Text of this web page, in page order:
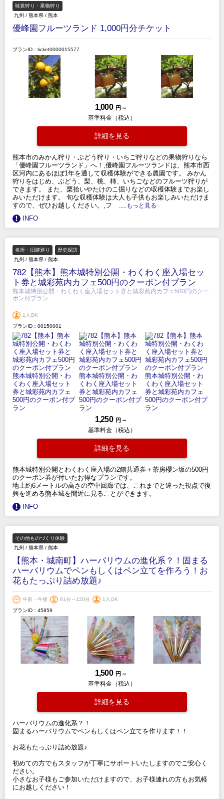
味覚狩り・果物狩り
九州 / 熊本県 / 熊本
優峰園フルーツランド 1,000円分チケット
プランID：ticket0000015577
1,000 円 ～
基準料金（税込）
詳細を見る
熊本市のみかん狩り・ぶどう狩り・いちご狩りなどの果物狩りなら
「優峰園フルーツランド」へ！,優峰園フルーツランドは、熊本市西
区河内にあるほぼ1年を通して収穫体験ができる農園です。 みかん
狩りをはじめ、ぶどう、梨、桃、柿、いちごなどのフルーツ狩りが
できます。 また、栗拾いやたけのこ掘りなどの収穫体験までお楽し
みいただけます。 旬な収穫体験は大人も子供もお楽しみいただけま
すので、ぜひお越しください。,フ
.....もっと見る
INFO
名所・旧跡巡り
歴史探訪
九州 / 熊本県 / 熊本
782【熊本】熊本城特別公開・わくわく座入場セッ
ト券と城彩苑内カフェ500円のクーポン付プラン
熊本城特別公開・わくわく座入場セット券と城彩苑内カフェ500円のクー
ポン付プラン
1人OK
プランID：00150001
1,250 円 ～
基準料金（税込）
詳細を見る
熊本城特別公開とわくわく座入場の2館共通券＋茶房櫻ン坂の500円
のクーポン券が付いたお得なプランです。
地上約6メートルの高さの空中回廊では、これまでと違った視点で復
興を進める熊本城を間近に見ることができます。
INFO
その他ものづくり体験
九州 / 熊本県 / 熊本
【熊本・城南町】ハーバリウムの進化系？！固まる
ハーバリウムでペンもしくはペン立てを作ろう！お
花もたっぷり詰め放題♪
午前・午後 61分～120分
1人OK
プランID：45859
1,500 円 ～
基準料金（税込）
詳細を見る
ハーバリウムの進化系？！
固まるハーバリウムでペンもしくはペン立てを作ります！！
お花もたっぷり詰め放題♪
初めての方でもスタッフが丁寧にサポートいたしますのでご安心く
ださい。
小さなお子様もご参加いただけますので、お子様連れの方もお気軽
にお越しください！